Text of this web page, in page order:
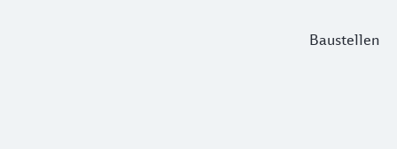
Baustellen